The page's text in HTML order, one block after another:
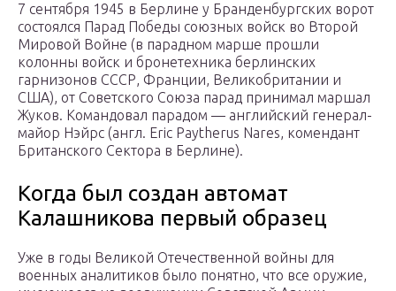
7 сентября 1945 в Берлине у Бранденбургских ворот
состоялся Парад Победы союзных войск во Второй
Мировой Войне (в парадном марше прошли
колонны войск и бронетехника берлинских
гарнизонов СССР, Франции, Великобритании и
США), от Советского Союза парад принимал маршал
Жуков. Командовал парадом — английский генерал-
майор Нэйрс (англ. Eric Paytherus Nares, комендант
Британского Сектора в Берлине).
Когда был создан автомат
Калашникова первый образец
Уже в годы Великой Отечественной войны для
военных аналитиков было понятно, что все оружие,